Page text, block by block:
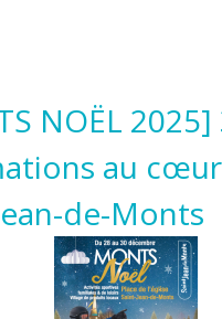
NOËL
au
de-Monts